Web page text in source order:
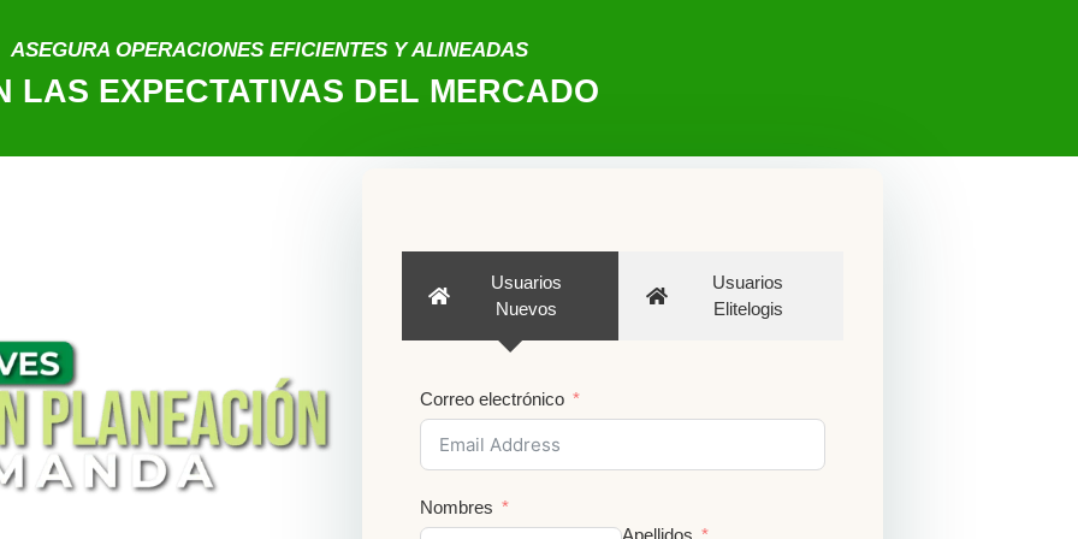
ASEGURA OPERACIONES EFICIENTES Y ALINEADAS
LAS EXPECTATIVAS DEL MERCADO
Usuarios
Nuevos
Usuarios
Elitelogis
Correo electrónico
Nombres
Apellidos